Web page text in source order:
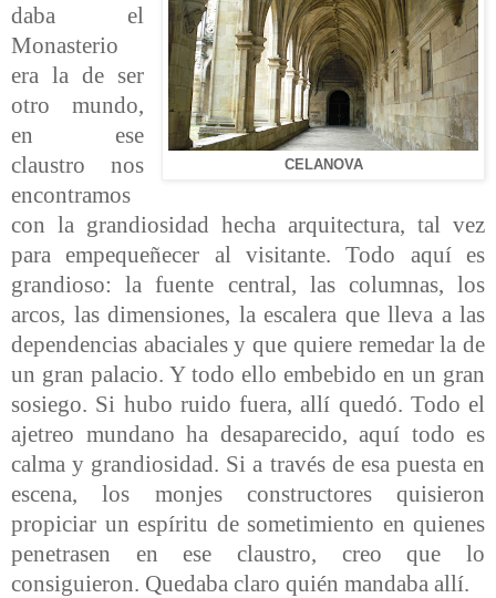
CELANOVA
daba el
Monasterio
era la de ser
otro mundo,
en ese
claustro nos
encontramos
con la grandiosidad hecha arquitectura, tal vez
para empequeñecer al visitante. Todo aquí es
grandioso: la fuente central, las columnas, los
arcos, las dimensiones, la escalera que lleva a las
dependencias abaciales y que quiere remedar la de
un gran palacio. Y todo ello embebido en un gran
sosiego. Si hubo ruido fuera, allí quedó. Todo el
ajetreo mundano ha desaparecido, aquí todo es
calma y grandiosidad. Si a través de esa puesta en
escena, los monjes constructores quisieron
propiciar un espíritu de sometimiento en quienes
penetrasen en ese claustro, creo que lo
consiguieron. Quedaba claro quién mandaba allí.